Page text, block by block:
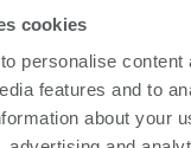
cookies
personalise content
features and to
about your